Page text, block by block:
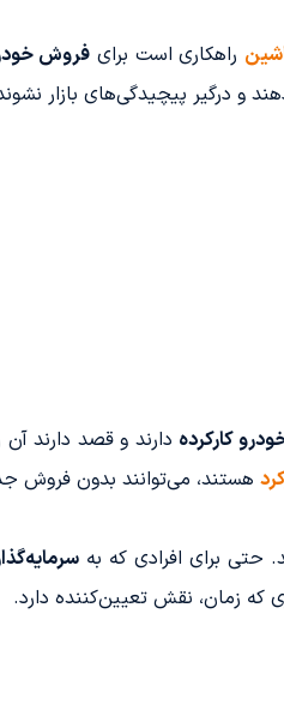
راهکاری است برای فروش
و درگیر پیچیدگی‌های بازار
کارکرده دارند و قصد دارند آن
هستند، می‌توانند بدون فروش
حتی برای افرادی که به
زمان، نقش تعیین‌کننده دارد.